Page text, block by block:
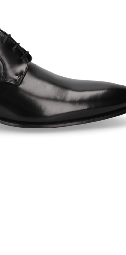
SERGIO SERRANO
INGLES PIXEL NEGRO
NERO